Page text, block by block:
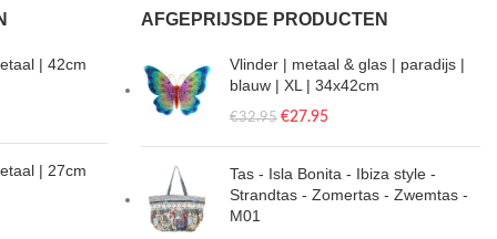
| 42cm
| 27cm
AFGEPRIJSDE PRODUCTEN
Vlinder | metaal & glas | paradijs |
blauw | XL | 34x42cm
€32.95 €27.95
Tas - Isla Bonita - Ibiza style -
Strandtas - Zomertas - Zwemtas -
M01